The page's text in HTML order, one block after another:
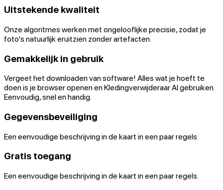
Uitstekende kwaliteit
Onze algoritmes werken met ongelooflijke precisie, zodat je
foto's natuurlijk eruitzien zonder artefacten.
Gemakkelijk in gebruik
Vergeet het downloaden van software! Alles wat je hoeft te
doen is je browser openen en Kledingverwijderaar AI gebruiken.
Eenvoudig, snel en handig.
Gegevensbeveiliging
Een eenvoudige beschrijving in de kaart in een paar regels.
Gratis toegang
Een eenvoudige beschrijving in de kaart in een paar regels.